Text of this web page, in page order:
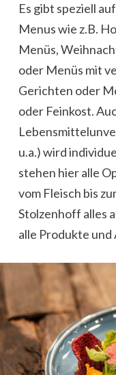
Es gibt speziell
Menus wie z.B.
Menüs,
oder Menüs mit
Gerichten oder
oder Feinkost.
u.a.) wird
stehen hier alle
vom Fleisch bis
Stolzenhoff alles
alle Produkte